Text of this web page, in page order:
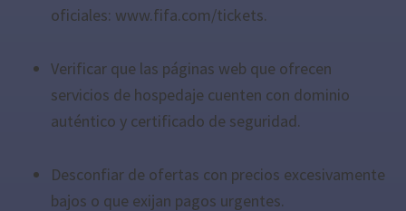
oficiales: www.fifa.com/tickets.
Verificar que las páginas web que ofrecen
servicios de hospedaje cuenten con dominio
auténtico y certificado de seguridad.
Desconfiar de ofertas con precios excesivamente
bajos o que exijan pagos urgentes.